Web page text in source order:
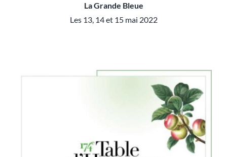
La Grande Bleue
Les 13, 14 et 15 mai 2022